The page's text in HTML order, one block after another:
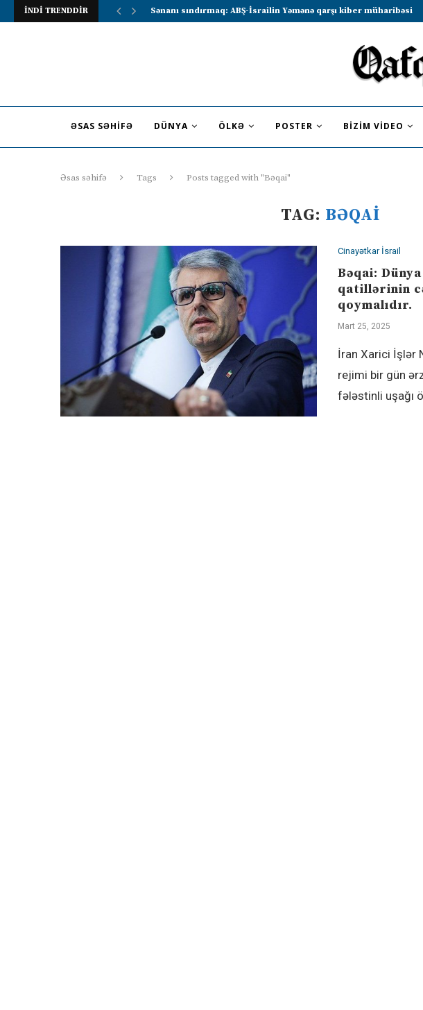
İNDİ TRENDDİR
Lavrov Suriya prezidentini Rusiya–Ərəb sammitində iştirak
ƏSAS SƏHIFƏ DÜNYA ÖLKƏ POSTER BIZIM VIDEO
Əsas səhifə Tags Posts tagged with "Bəqai"
TAG: BƏQAI
Cinayətkar İsrail
Bəqai:
qatillərinin
qoymalıdır.
Mart 25, 2025
İran Xarici İşlər
rejimi bir gün
fələstinli uşağı